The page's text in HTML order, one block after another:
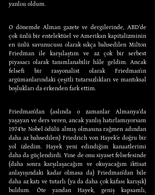
yanlısı oldum.
O dönemde Alman gazete ve dergilerinde, ABD’de
çok ünlü bir entelektüel ve Amerikan kapitalizminin
en ünlü savunucusu olarak sıkça bahsedilen Milton
Friedman ile karşılaştım ve az çok bir serbest
piyasacı olarak tanımlanabilir hâle geldim. Ancak
felsefi bir rasyonalist olarak Friedman’ın
argümanlarındaki çeşitli tutarsızlıkları ve mantıksal
boşlukları da erkenden fark ettim.
Friedman’dan (aslında o zamanlar Almanya’da
yaşayan ve ders veren, ancak yanlış hatırlamıyorsam
1974’te Nobel ödülü almış olmasına rağmen adından
daha az bahsedilen) Friedrich von Hayek’e doğru bir
yol izledim. Hayek yeni edindiğim kanaatlerimi
daha da güçlendirdi. Yine de onu siyaset felsefesinde
(daha sonra karşılaşacağım ve okuyacağım iktisat
anlayışındaki kadar olmasa da) Friedman’dan bile
daha az katı ve tutarlı (ya da daha çok kafası karışık)
buldum. Öte yandan Hayek, geniş kapsamlı,